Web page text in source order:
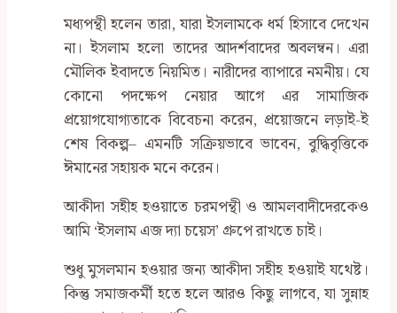
মধ্যপন্থী হলেন তারা, যারা ইসলামকে ধর্ম হিসাবে দেখেন
না। ইসলাম হলো তাদের আদর্শবাদের অবলম্বন। এরা
মৌলিক ইবাদতে নিয়মিত। নারীদের ব্যাপারে নমনীয়। যে
কোনো পদক্ষেপ নেয়ার আগে এর সামাজিক
প্রয়োগযোগ্যতাকে বিবেচনা করেন, প্রয়োজনে লড়াই-ই
শেষ বিকল্প– এমনটি সক্রিয়ভাবে ভাবেন, বুদ্ধিবৃত্তিকে
ঈমানের সহায়ক মনে করেন।
আকীদা সহীহ হওয়াতে চরমপন্থী ও আমলবাদীদেরকেও
আমি ‘ইসলাম এজ দ্যা চয়েস’ গ্রুপে রাখতে চাই।
শুধু মুসলমান হওয়ার জন্য আকীদা সহীহ হওয়াই যথেষ্ট।
কিন্তু সমাজকর্মী হতে হলে আরও কিছু লাগবে, যা সুন্নাহ